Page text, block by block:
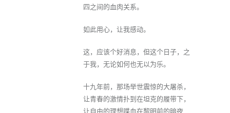
四之间的血肉关系。
如此用心，让我感动。
这，应该个好消息，但这个日子，之
于我，无论如何也无以为乐。
十九年前，那场举世震惊的大屠杀，
让青春的激情扑到在坦克的履带下，
让自由的理想喋血在黎明前的暗夜